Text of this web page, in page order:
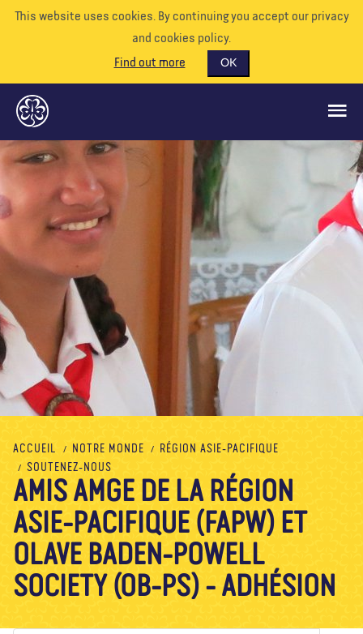
This website uses cookies. By continuing you accept our privacy
and cookies policy.
Find out more
OK
CE QUE NOUS FAISONS
SOUTENEZ-NOUS
EVÉNEMENTS
NOTRE MONDE
RESSOURCES
À propos de nous
Contactez nous FAIRE UN DON
ACCUEIL NOTRE MONDE
RÉGION ASIE-PACIFIQUE
SOUTENEZ-NOUS
AMIS AMGE DE LA RÉGION
ASIE-PACIFIQUE (FAPW) ET
OLAVE BADEN-POWELL
SOCIETY (OB-PS) - ADHÉSION